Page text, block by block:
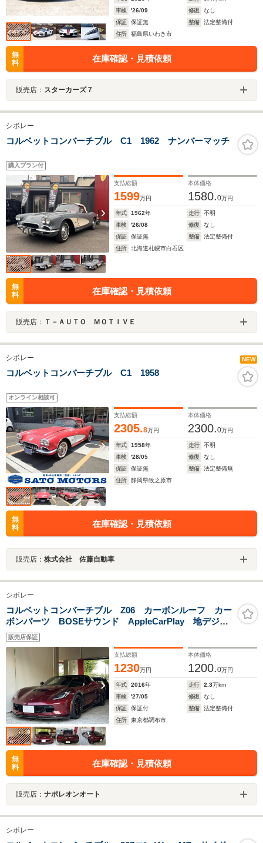
車検
'26/09 修復
なし
保証
保証無 整備
法定整備付
住所
福島県いわき市
無
料
在庫確認・見積依頼
販売店： スターカーズ７
シボレー
コルベットコンバーチブル C1 1962 ナンバーマッチ
購入プラン付
支払総額
1599万円
本体価格
1580.0万円
年式 1962年 走行
不明
車検
'26/08 修復
なし
保証
保証無 整備
法定整備付
住所
北海道札幌市白石区
無
料
在庫確認・見積依頼
販売店： Ｔ－ＡＵＴＯ ＭＯＴＩＶＥ
シボレー NEW
コルベットコンバーチブル C1 1958
オンライン相談可
支払総額
2305.8万円
本体価格
2300.0万円
年式 1958年 走行
不明
車検
'28/05 修復
なし
保証
保証無 整備
法定整備無
住所
静岡県牧之原市
無
料
在庫確認・見積依頼
販売店： 株式会社 佐藤自動車
シボレー
コルベットコンバーチブル Z06 カーボンルーフ カー
ボンパーツ BOSEサウンド AppleCarPlay 地デジ
ドラレコ HUD F19R20インチAW
販売店保証
支払総額
1230万円
本体価格
1200.0万円
年式 2016年 走行 2.3万km
車検
'27/05 修復
なし
保証
保証付 整備
法定整備付
住所
東京都調布市
無
料
在庫確認・見積依頼
販売店： ナポレオンオート
シボレー